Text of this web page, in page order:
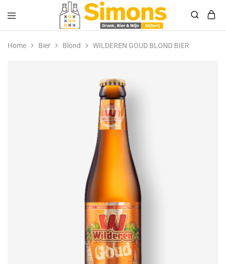
Simonsdrank.nl
Drank,
Bier
&
Home Bier Blond WILDEREN GOUD BLOND BIER